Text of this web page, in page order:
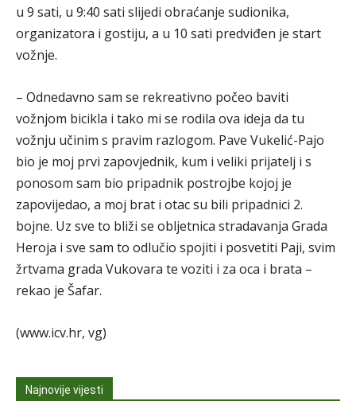
u 9 sati, u 9:40 sati slijedi obraćanje sudionika,
organizatora i gostiju, a u 10 sati predviđen je start
vožnje.
– Odnedavno sam se rekreativno počeo baviti
vožnjom bicikla i tako mi se rodila ova ideja da tu
vožnju učinim s pravim razlogom. Pave Vukelić-Pajo
bio je moj prvi zapovjednik, kum i veliki prijatelj i s
ponosom sam bio pripadnik postrojbe kojoj je
zapovijedao, a moj brat i otac su bili pripadnici 2.
bojne. Uz sve to bliži se obljetnica stradavanja Grada
Heroja i sve sam to odlučio spojiti i posvetiti Paji, svim
žrtvama grada Vukovara te voziti i za oca i brata –
rekao je Šafar.
(www.icv.hr, vg)
Najnovije vijesti